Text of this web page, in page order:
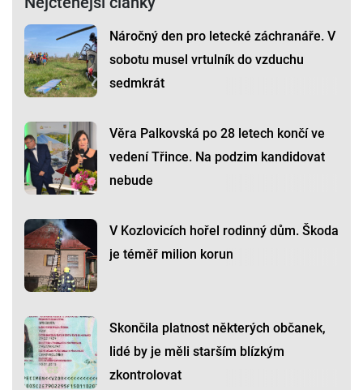
Náročný den pro letecké záchranáře. V
sobotu musel vrtulník do vzduchu
sedmkrát
Věra Palkovská po 28 letech končí ve
vedení Třince. Na podzim kandidovat
nebude
V Kozlovicích hořel rodinný dům. Škoda
je téměř milion korun
Skončila platnost některých občanek,
lidé by je měli starším blízkým
zkontrolovat